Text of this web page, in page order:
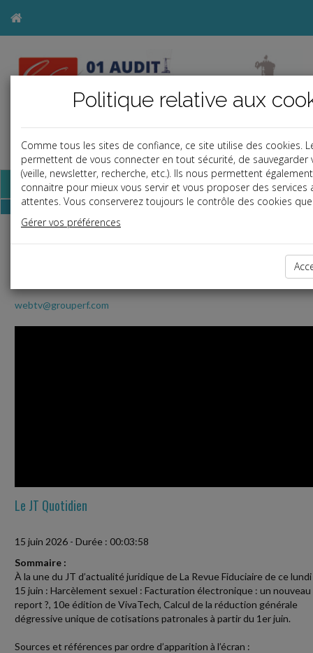
b
j
a
Base documentaire
Toute l'actualité juridique en vidéo avec
webtv@grouperf.com
Le JT Quotidien
15 juin 2026 - Durée : 00:03:58
Sommaire :
À la une du JT d’actualité juridique de La Revue Fiduciaire de ce lundi
15 juin : Harcèlement sexuel : Facturation électronique : un nouveau
report ?, 10e édition de VivaTech, Calcul de la réduction générale
dégressive unique de cotisations patronales à partir du 1er juin.
Sources et références par ordre d’apparition à l’écran :
Politique relative aux
Comme tous les sites de confiance, ce site utilise des cookies.
permettent de vous connecter en tout sécurité, de sauvegarder
(veille, newsletter, recherche, etc.). Ils nous permettent
connaitre pour mieux vous servir et vous proposer des services
attentes. Vous conserverez toujours le contrôle des cookies
Gérer vos préférences